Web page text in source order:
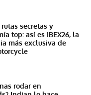
secretas y
top: así es IBEX26, la
más exclusiva de
rodar en